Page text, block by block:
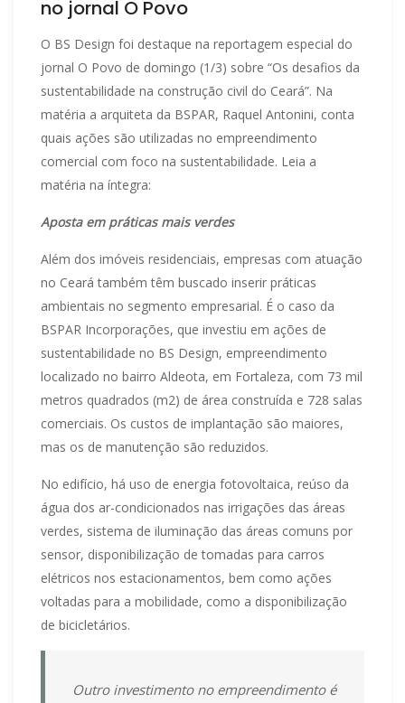
no jornal O Povo
O BS Design foi destaque na reportagem especial do
jornal O Povo de domingo (1/3) sobre “Os desafios da
sustentabilidade na construção civil do Ceará”. Na
matéria a arquiteta da BSPAR, Raquel Antonini, conta
quais ações são utilizadas no empreendimento
comercial com foco na sustentabilidade. Leia a
matéria na íntegra:
Aposta em práticas mais verdes
Além dos imóveis residenciais, empresas com atuação
no Ceará também têm buscado inserir práticas
ambientais no segmento empresarial. É o caso da
BSPAR Incorporações, que investiu em ações de
sustentabilidade no BS Design, empreendimento
localizado no bairro Aldeota, em Fortaleza, com 73 mil
metros quadrados (m2) de área construída e 728 salas
comerciais. Os custos de implantação são maiores,
mas os de manutenção são reduzidos.
No edifício, há uso de energia fotovoltaica, reúso da
água dos ar-condicionados nas irrigações das áreas
verdes, sistema de iluminação das áreas comuns por
sensor, disponibilização de tomadas para carros
elétricos nos estacionamentos, bem como ações
voltadas para a mobilidade, como a disponibilização
de bicicletários.
Outro investimento no empreendimento é